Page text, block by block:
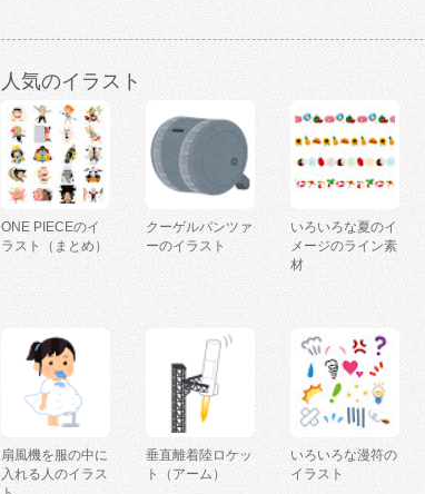
人気のイラスト
ONE PIECEのイ
ラスト（まとめ）
クーゲルパンツァ
ーのイラスト
いろいろな夏のイ
メージのライン素
材
扇風機を服の中に
入れる人のイラス
垂直離着陸ロケッ
ト（アーム）
いろいろな漫符の
イラスト